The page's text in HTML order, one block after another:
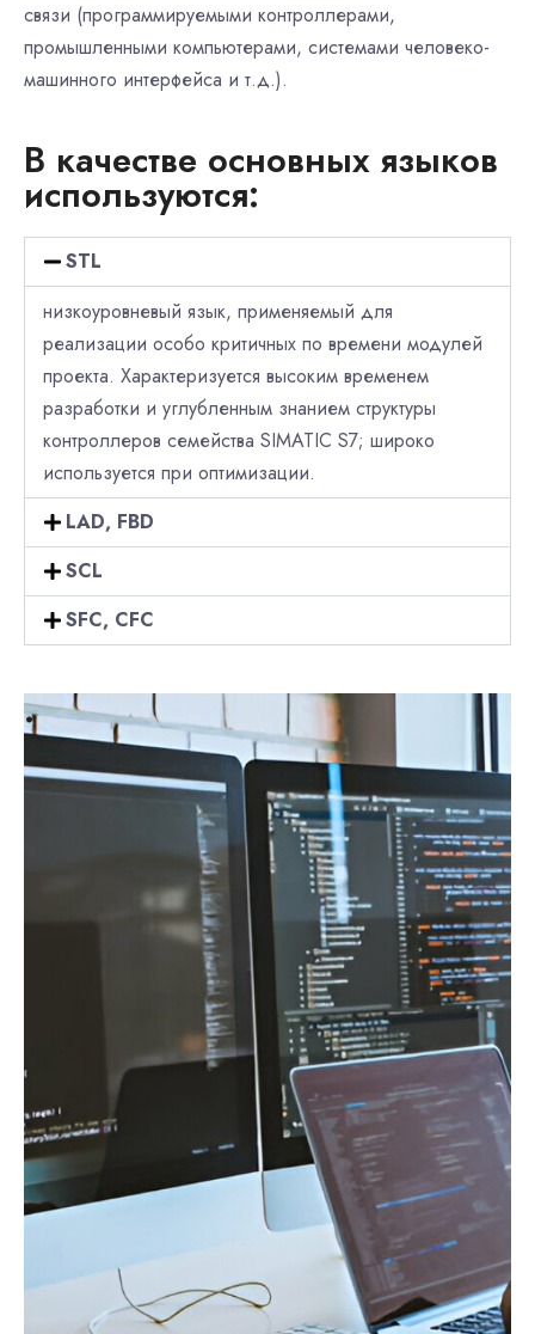
связи (программируемыми контроллерами,
промышленными компьютерами, системами человеко-
машинного интерфейса и т.д.).
В качестве основных языков
используются:
STL
низкоуровневый язык, применяемый для
реализации особо критичных по времени модулей
проекта. Характеризуется высоким временем
разработки и углубленным знанием структуры
контроллеров семейства SIMATIC S7; широко
используется при оптимизации.
LAD, FBD
SCL
SFC, CFC
.